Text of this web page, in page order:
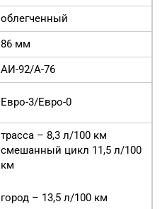
облегченный
86 мм
АИ-92/А-76
Евро-3/Евро-0
трасса – 8,3 л/100 км
смешанный цикл 11,5 л/100
км
город – 13,5 л/100 км